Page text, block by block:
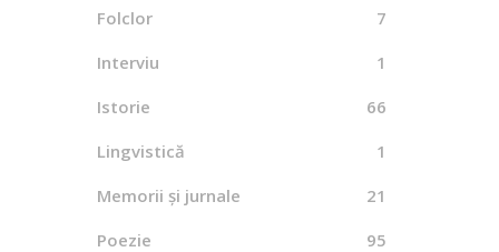
Folclor
7
Interviu
1
Istorie
66
Lingvistică
1
Memorii și jurnale
21
Poezie
95